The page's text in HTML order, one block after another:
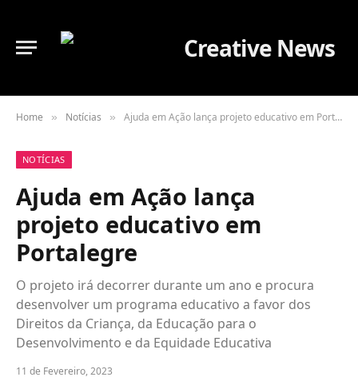
Home » Notícias » Ajuda em Ação lança projeto educativo em Portalegre
NOTÍCIAS
Ajuda em Ação lança
projeto educativo em
Portalegre
O projeto irá decorrer durante um ano e procura
desenvolver um programa educativo a favor dos
Direitos da Criança, da Educação para o
Desenvolvimento e da Equidade Educativa
11 de Fevereiro, 2023